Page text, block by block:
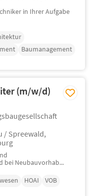
in Ihrer Aufgabe
Baumanagement
(m/w/d)
/ Spreewald,
bei Neubauvorhab...
HOAI
VOB